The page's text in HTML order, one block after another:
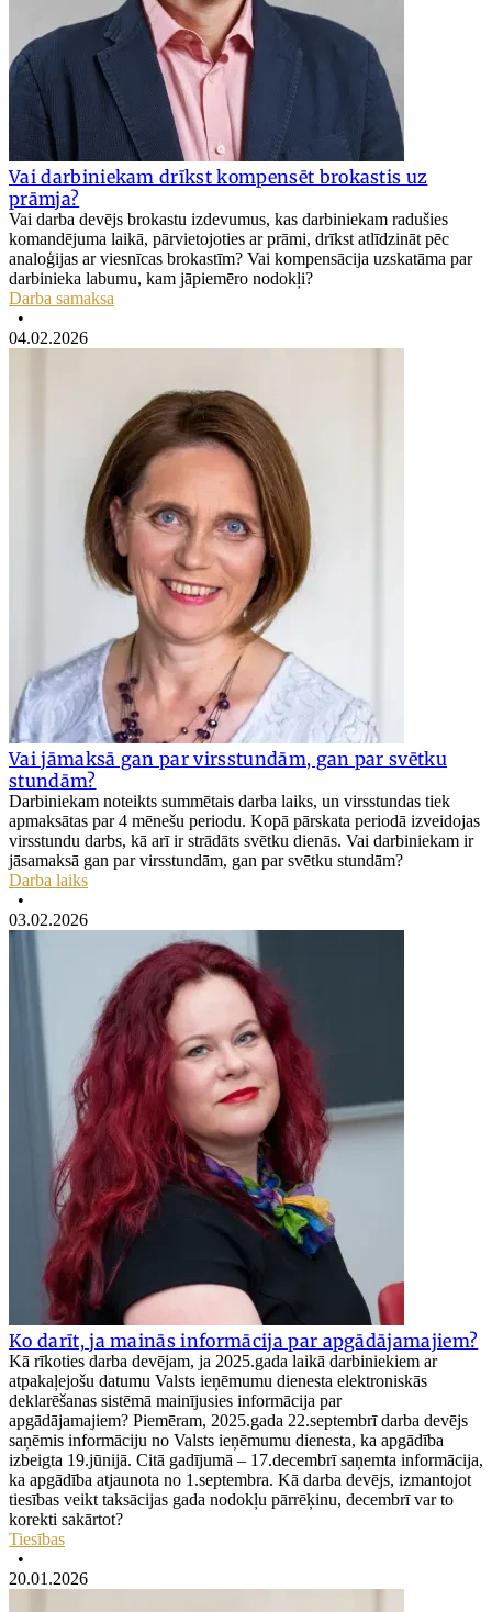
Vai darbiniekam drīkst kompensēt brokastis uz
prāmja?
Vai darba devējs brokastu izdevumus, kas darbiniekam radušies
komandējuma laikā, pārvietojoties ar prāmi, drīkst atlīdzināt pēc
analoģijas ar viesnīcas brokastīm? Vai kompensācija uzskatāma par
darbinieka labumu, kam jāpiemēro nodokļi?
Darba samaksa
•
04.02.2026
Vai jāmaksā gan par virsstundām, gan par svētku
stundām?
Darbiniekam noteikts summētais darba laiks, un virsstundas tiek
apmaksātas par 4 mēnešu periodu. Kopā pārskata periodā izveidojas
virsstundu darbs, kā arī ir strādāts svētku dienās. Vai darbiniekam ir
jāsamaksā gan par virsstundām, gan par svētku stundām?
Darba laiks
•
03.02.2026
Ko darīt, ja mainās informācija par apgādājamajiem?
Kā rīkoties darba devējam, ja 2025.gada laikā darbiniekiem ar
atpakaļejošu datumu Valsts ieņēmumu dienesta elektroniskās
deklarēšanas sistēmā mainījusies informācija par
apgādājamajiem? Piemēram, 2025.gada 22.septembrī darba devējs
saņēmis informāciju no Valsts ieņēmumu dienesta, ka apgādība
izbeigta 19.jūnijā. Citā gadījumā – 17.decembrī saņemta informācija,
ka apgādība atjaunota no 1.septembra. Kā darba devējs, izmantojot
tiesības veikt taksācijas gada nodokļu pārrēķinu, decembrī var to
korekti sakārtot?
Tiesības
•
20.01.2026